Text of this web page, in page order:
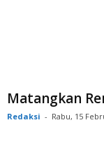
Matangkan
Redaksi - Rabu, 15